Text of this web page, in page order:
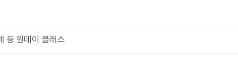
등 원데이 클래스